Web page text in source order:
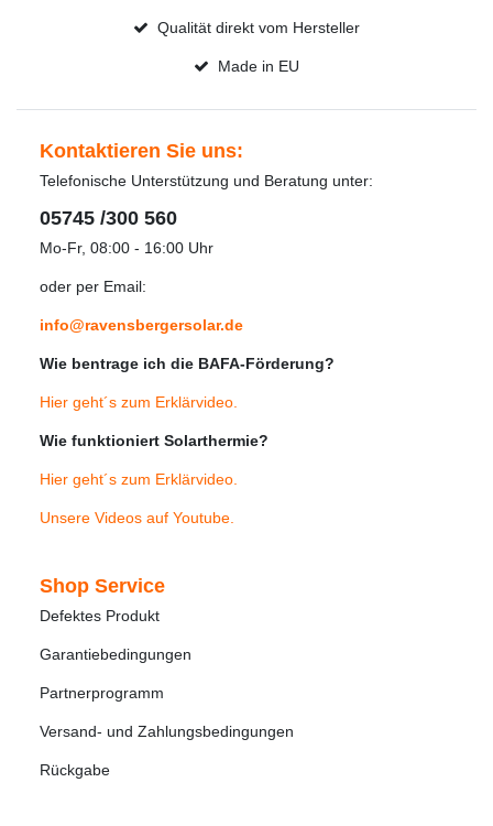
Qualität direkt vom Hersteller
Made in EU
Kontaktieren Sie uns:
Telefonische Unterstützung und Beratung unter:
05745 /300 560
Mo-Fr, 08:00 - 16:00 Uhr
oder per Email:
info@ravensbergersolar.de
Wie bentrage ich die BAFA-Förderung?
Hier geht´s zum Erklärvideo.
Wie funktioniert Solarthermie?
Hier geht´s zum Erklärvideo.
Unsere Videos auf Youtube.
Shop Service
Defektes Produkt
Garantiebedingungen
Partnerprogramm
Versand- und Zahlungsbedingungen
Rückgabe